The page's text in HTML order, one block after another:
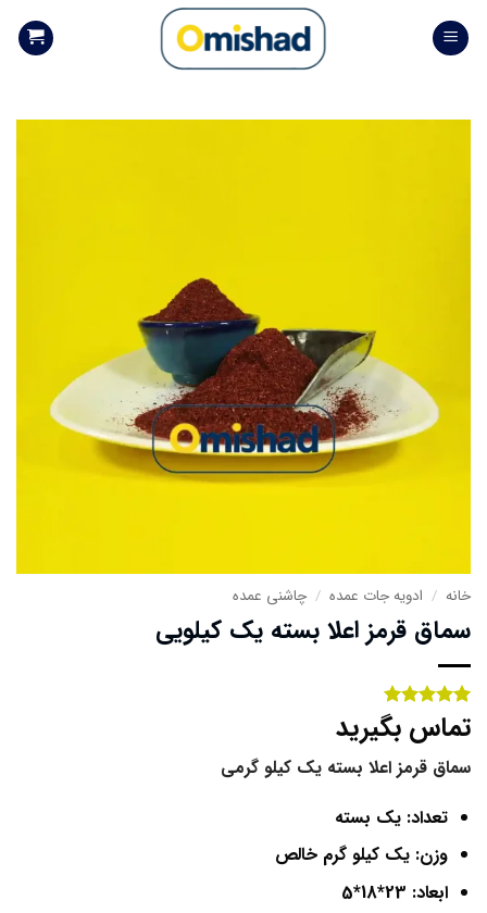
Skip
خانه / ادویه جات عمده / چاشنی عمده
سماق قرمز اعلا بسته یک کیلویی
امتیاز
از
5 امتیاز
1
تماس بگیرید
سماق قرمز اعلا بسته یک کیلو گرمی
تعداد: یک بسته
وزن: یک کیلو گرم خالص
ابعاد: 23*18*5